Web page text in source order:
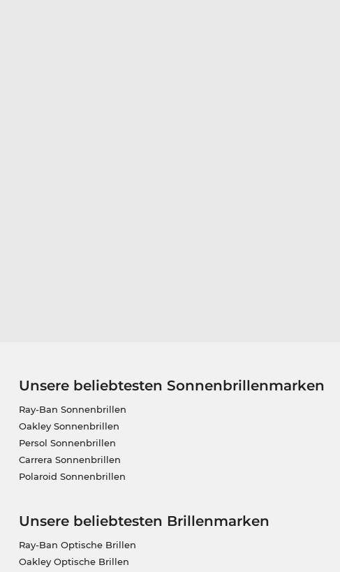
Unsere beliebtesten Sonnenbrillenmarken
Ray-Ban Sonnenbrillen
Oakley Sonnenbrillen
Persol Sonnenbrillen
Carrera Sonnenbrillen
Polaroid Sonnenbrillen
Unsere beliebtesten Brillenmarken
Ray-Ban Optische Brillen
Oakley Optische Brillen